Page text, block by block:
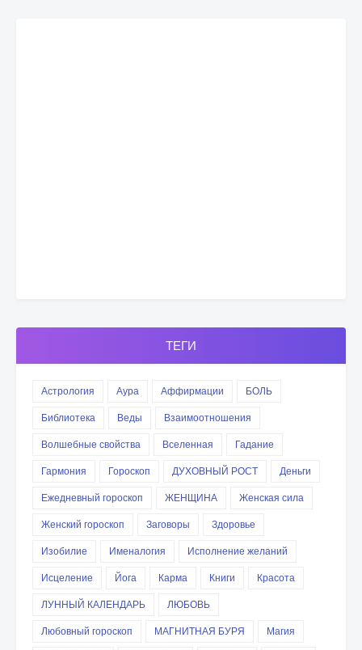
ТЕГИ
Астрология Аура Аффирмации
БОЛЬ
Библиотека
Веды
Взаимоотношения
Волшебные свойства
Вселенная
Гадание
Гармония
Гороскоп ДУХОВНЫЙ РОСТ
Деньги
Ежедневный гороскоп
ЖЕНЩИНА
Женская сила
Женский гороскоп
Заговоры
Здоровье
Изобилие
Именалогия
Исполнение желаний
Исцеление
Йога Карма Книги
Красота
ЛУННЫЙ КАЛЕНДАРЬ
ЛЮБОВЬ
Любовный гороскоп
МАГНИТНАЯ БУРЯ
Магия